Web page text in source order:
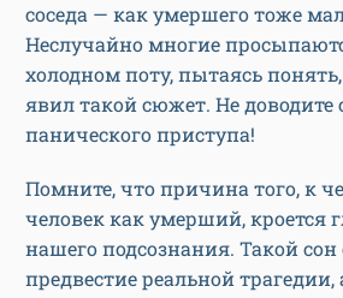
соседа — как умершего тоже
Неслучайно многие
холодном поту, пытаясь
явил такой сюжет. Не доводите
панического приступа!
Помните, что причина того, к
человек как умерший, кроется
нашего подсознания. Такой сон
предвестие реальной